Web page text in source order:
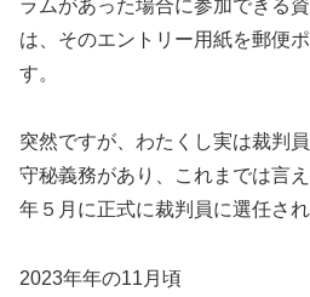
ラムがあった場合に参加できる
は、そのエントリー用紙を郵便
す。
突然ですが、わたくし実は裁判員
守秘義務があり、これまでは言
年５月に正式に裁判員に選任され
2023年年の11月頃